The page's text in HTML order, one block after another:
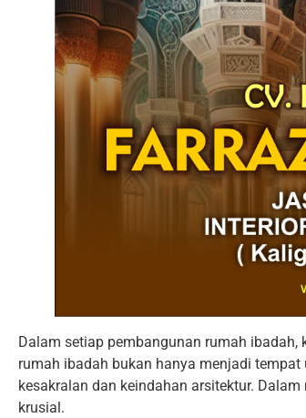
Dalam setiap pembangunan rumah
rumah ibadah bukan hanya menjadi
kesakralan dan keindahan arsitektur.
krusial.